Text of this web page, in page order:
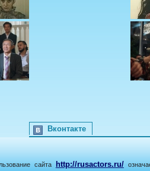
Вконтакте
сайта http://rusactors.ru/